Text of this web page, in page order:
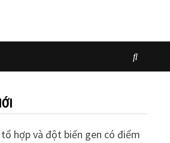
hợp và đột biến gen có điểm